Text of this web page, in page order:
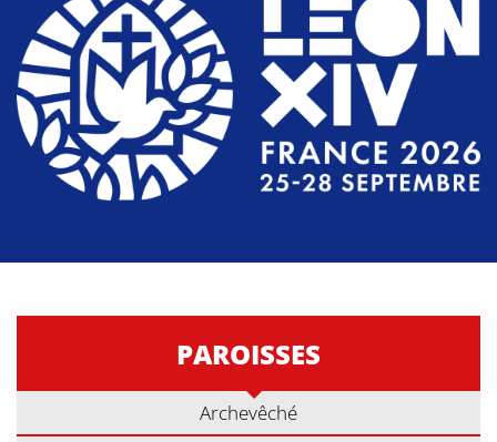
PAROISSES
Archevêché